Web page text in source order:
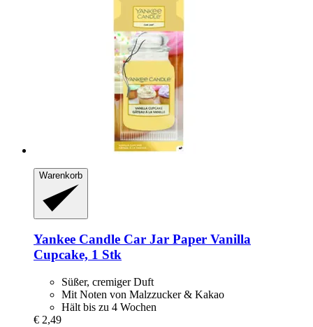
Warenkorb
Yankee Candle Car Jar Paper Vanilla
Cupcake, 1 Stk
Süßer, cremiger Duft
Mit Noten von Malzzucker & Kakao
Hält bis zu 4 Wochen
€ 2,49